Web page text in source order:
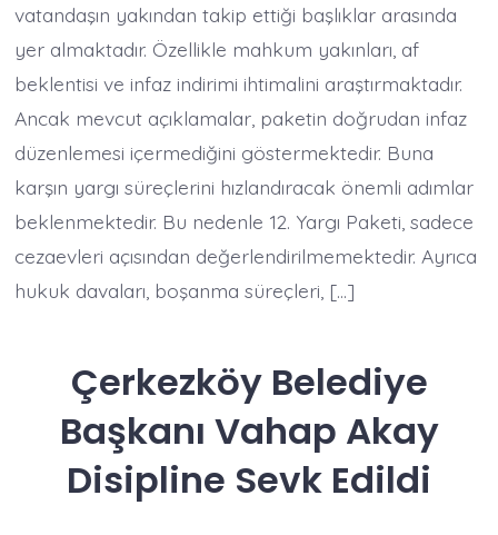
vatandaşın yakından takip ettiği başlıklar arasında
yer almaktadır. Özellikle mahkum yakınları, af
beklentisi ve infaz indirimi ihtimalini araştırmaktadır.
Ancak mevcut açıklamalar, paketin doğrudan infaz
düzenlemesi içermediğini göstermektedir. Buna
karşın yargı süreçlerini hızlandıracak önemli adımlar
beklenmektedir. Bu nedenle 12. Yargı Paketi, sadece
cezaevleri açısından değerlendirilmemektedir. Ayrıca
hukuk davaları, boşanma süreçleri, […]
Çerkezköy Belediye
Başkanı Vahap Akay
Disipline Sevk Edildi